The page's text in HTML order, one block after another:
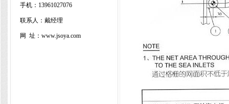
手机：13961027076
联系人：戴经理
网 址：www.jsoya.com